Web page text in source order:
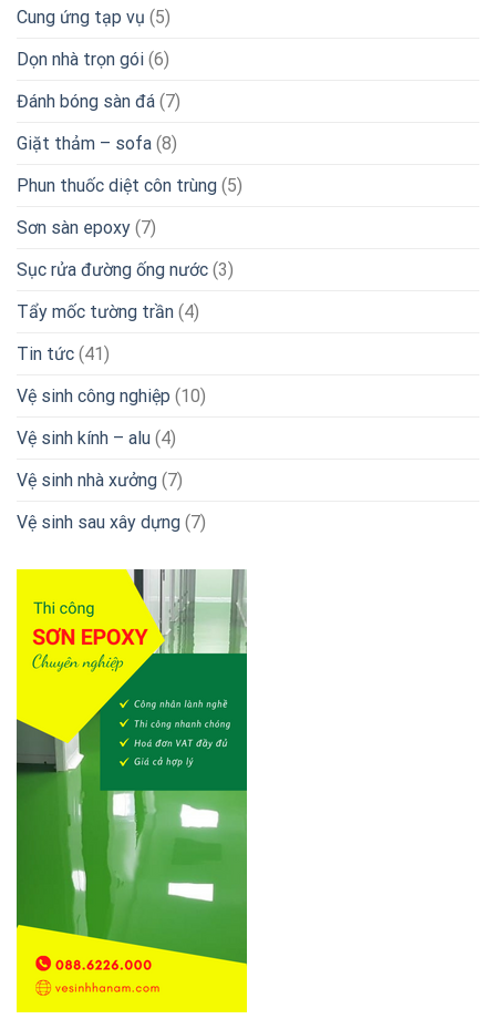
Cung ứng tạp vụ (5)
Dọn nhà trọn gói (6)
Đánh bóng sàn đá (7)
Giặt thảm – sofa (8)
Phun thuốc diệt côn trùng (5)
Sơn sàn epoxy (7)
Sục rửa đường ống nước (3)
Tẩy mốc tường trần (4)
Tin tức (41)
Vệ sinh công nghiệp (10)
Vệ sinh kính – alu (4)
Vệ sinh nhà xưởng (7)
Vệ sinh sau xây dựng (7)